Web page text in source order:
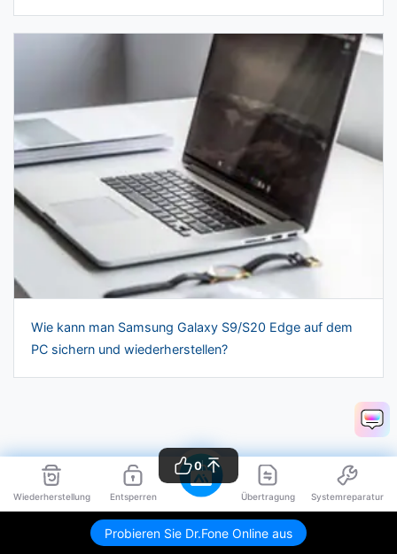
Wiederherstellung Entsperren Übertragung Systemreparatur
Probieren Sie Dr.Fone Online aus
Wie kann man Samsung Galaxy S9/S20 Edge auf dem
PC sichern und wiederherstellen?
Julia Becker
Chief Editor
0